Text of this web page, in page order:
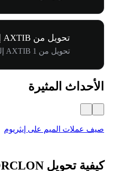
تحويل من AXTIB إلى INR
تحويل من 1 AXTIB إلى ₹7.29K
الأحداث المثيرة
صيف عملات الميم على إيثريوم
كيفية تحويل ORCLON إلى INR